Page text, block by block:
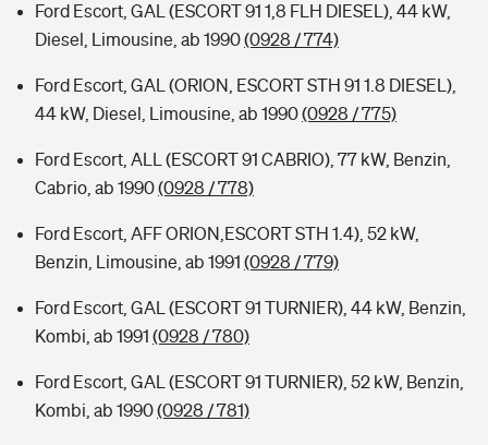
Ford Escort, GAL (ESCORT 91 1,8 FLH DIESEL), 44 kW,
Diesel, Limousine, ab 1990(0928 / 774)
Ford Escort, GAL (ORION, ESCORT STH 91 1.8 DIESEL),
44 kW, Diesel, Limousine, ab 1990(0928 / 775)
Ford Escort, ALL (ESCORT 91 CABRIO), 77 kW, Benzin,
Cabrio, ab 1990(0928 / 778)
Ford Escort, AFF ORION,ESCORT STH 1.4), 52 kW,
Benzin, Limousine, ab 1991 (0928 / 779)
Ford Escort, GAL (ESCORT 91 TURNIER), 44 kW, Benzin,
Kombi, ab 1991 (0928 / 780)
Ford Escort, GAL (ESCORT 91 TURNIER), 52 kW, Benzin,
Kombi, ab 1990(0928 / 781)